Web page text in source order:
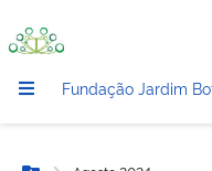
Fundação Jardim